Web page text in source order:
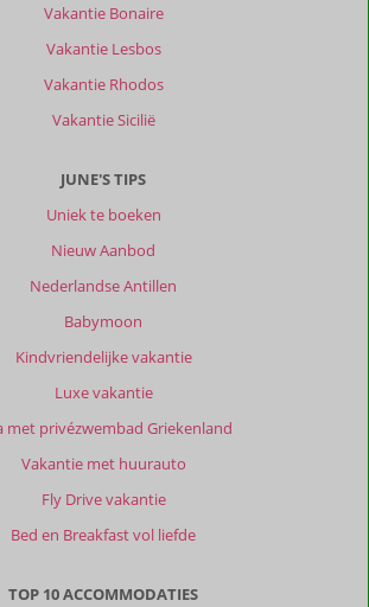
Vakantie Bonaire
Vakantie Lesbos
Vakantie Rhodos
Vakantie Sicilië
JUNE'S TIPS
Uniek te boeken
Nieuw Aanbod
Nederlandse Antillen
Babymoon
Kindvriendelijke vakantie
Luxe vakantie
met privézwembad Griekenland
Vakantie met huurauto
Fly Drive vakantie
Bed en Breakfast vol liefde
TOP 10 ACCOMMODATIES